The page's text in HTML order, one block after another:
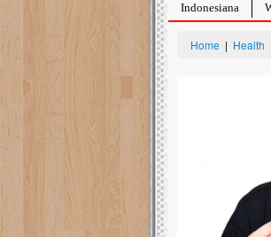
Indonesiana
Home | Health
Palestina Masih Berduka, Ayo
Tangan Bantu Mereka
Sahabat, Ulurtangan mari kirimkan dukungan
terbaikmu untuk warga Palestina di Gaza
menguatkan mereka menghadapi situasi
mencekam ini. Mari dukung mereka dengan
berdonasi dengan cara:...